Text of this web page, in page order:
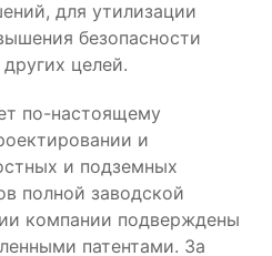
для утилизации
безопасности
целей.
по-настоящему
и
и подземных
полной заводской
компании подверждены
патентами. За